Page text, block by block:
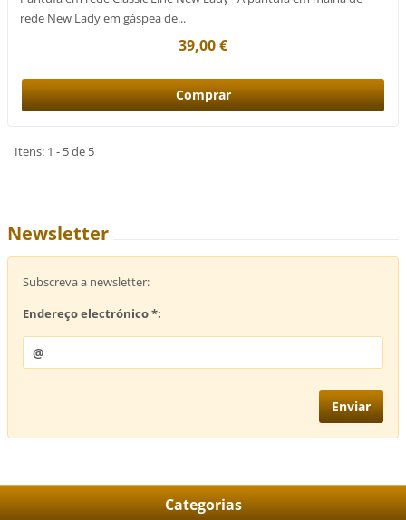
rede New Lady em gáspea de...
39,00 €
Itens: 1 - 5 de 5
Newsletter
Subscreva a newsletter:
Endereço electrónico *:
Categorias